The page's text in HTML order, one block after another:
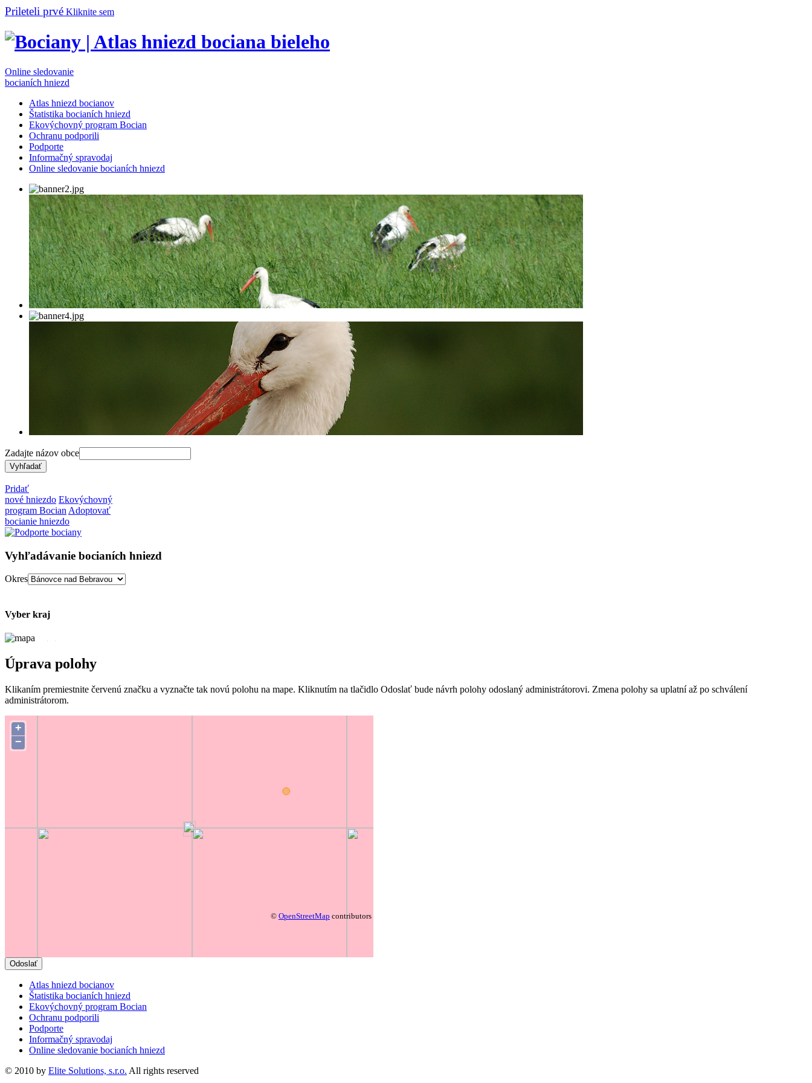
Prileteli prvé Kliknite sem
Online sledovanie
bocianích hniezd
Atlas hniezd bocianov
Štatistika bocianích hniezd
Ekovýchovný program Bocian
Ochranu podporili
Podporte
Informačný spravodaj
Online sledovanie bocianích hniezd
Zadajte názov obce
Pridať
nové hniezdo Ekovýchovný
program Bocian Adoptovať
bocianie hniezdo
Vyhľadávanie bocianích hniezd
Okres
Vyber kraj
Úprava polohy
Klikaním premiestnite červenú značku a vyznačte tak novú polohu na mape. Kliknutím na tlačidlo Odoslať bude návrh polohy odoslaný administrátorovi. Zmena polohy sa uplatní až po schválení
administrátorom.
+
−
© OpenStreetMap contributors
Atlas hniezd bocianov
Štatistika bocianích hniezd
Ekovýchovný program Bocian
Ochranu podporili
Podporte
Informačný spravodaj
Online sledovanie bocianích hniezd
© 2010 by Elite Solutions, s.r.o. All rights reserved